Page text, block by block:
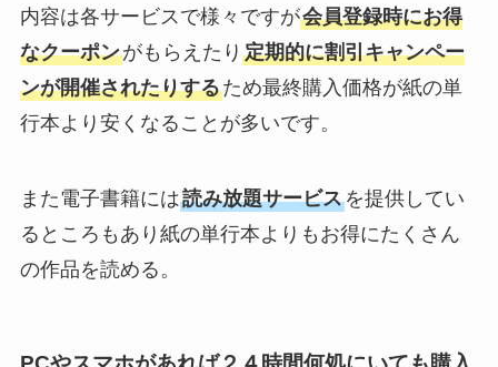
内容は各サービスで様々ですが会員登録時にお得
なクーポンがもらえたり 定期的に割引キャンペー
ンが開催されたりするため最終購入価格が紙の単
行本より安くなることが多いです。
また電子書籍には読み放題サービスを提供してい
るところもあり紙の単行本よりもお得にたくさん
の作品を読める。